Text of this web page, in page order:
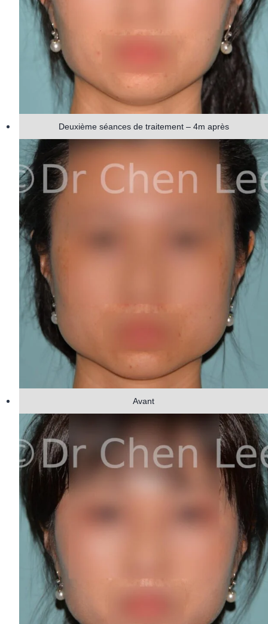
Deuxième séances de traitement – 4m après
Avant